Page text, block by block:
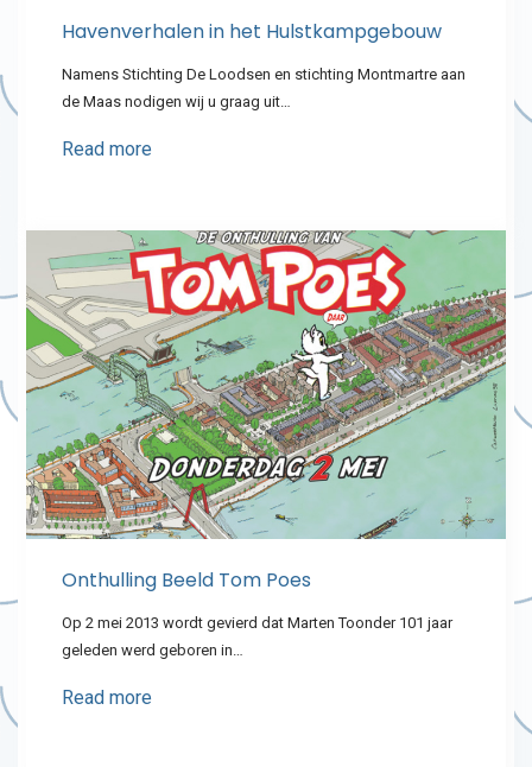
Havenverhalen in het Hulstkampgebouw
Namens Stichting De Loodsen en stichting Montmartre aan
de Maas nodigen wij u graag uit…
Read more
Onthulling Beeld Tom Poes
Op 2 mei 2013 wordt gevierd dat Marten Toonder 101 jaar
geleden werd geboren in…
Read more